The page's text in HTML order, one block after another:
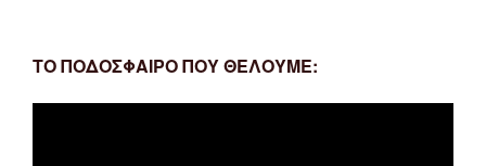
ΤΟ ΠΟΔΟΣΦΑΙΡΟ ΠΟΥ ΘΕΛΟΥΜΕ: